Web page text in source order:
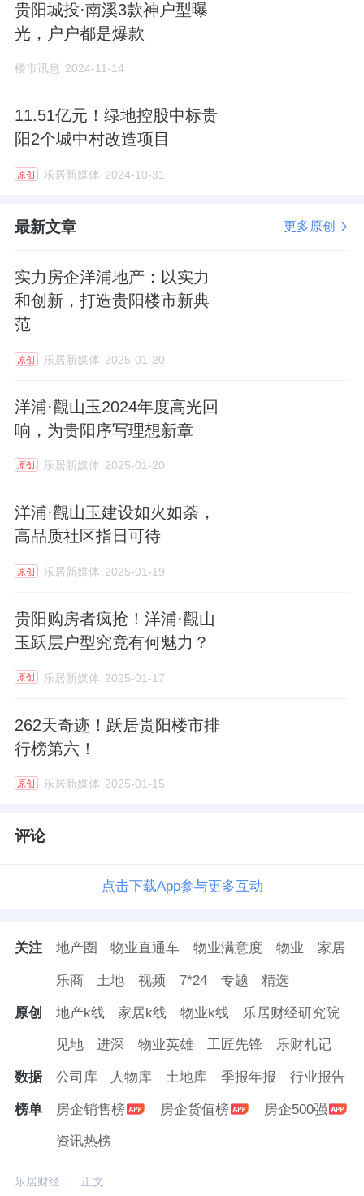
贵阳城投·南溪3款神户型曝
光，户户都是爆款
楼市讯息 2024-11-14
11.51亿元！绿地控股中标贵
阳2个城中村改造项目
原创 乐居新媒体 2024-10-31
最新文章 更多原创
实力房企洋浦地产：以实力
和创新，打造贵阳楼市新典
范
原创 乐居新媒体 2025-01-20
洋浦·觀山玉2024年度高光回
响，为贵阳序写理想新章
原创 乐居新媒体 2025-01-20
洋浦·觀山玉建设如火如荼，
高品质社区指日可待
原创 乐居新媒体 2025-01-19
贵阳购房者疯抢！洋浦·觀山
玉跃层户型究竟有何魅力？
原创 乐居新媒体 2025-01-17
262天奇迹！跃居贵阳楼市排
行榜第六！
原创 乐居新媒体 2025-01-15
评论
点击下载App参与更多互动
关注 地产圈 物业直通车 物业满意度 物业 家居
乐商 土地 视频 7*24 专题 精选
原创 地产k线 家居k线 物业k线 乐居财经研究院
见地 进深 物业英雄 工匠先锋 乐财札记
数据 公司库 人物库 土地库 季报年报 行业报告
榜单 房企销售榜 房企货值榜 房企500强
资讯热榜
乐居财经 正文